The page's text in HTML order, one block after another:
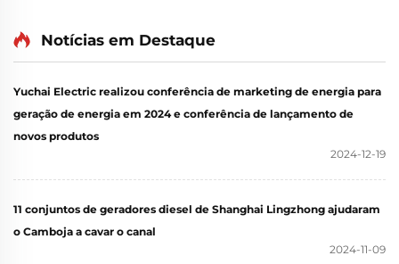
Genset Power nesta exposição, e tornou-se o foco da
atenção. Nesta exposição mostramos Guangxi Yuchai
Notícias em Destaque
Yuchai Electric realizou conferência de marketing de energia para
geração de energia em 2024 e conferência de lançamento de
novos produtos
2024-12-19
11 conjuntos de geradores diesel de Shanghai Lingzhong ajudaram
o Camboja a cavar o canal
2024-11-09